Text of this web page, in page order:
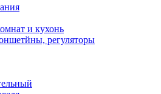
и кухонь
регуляторы